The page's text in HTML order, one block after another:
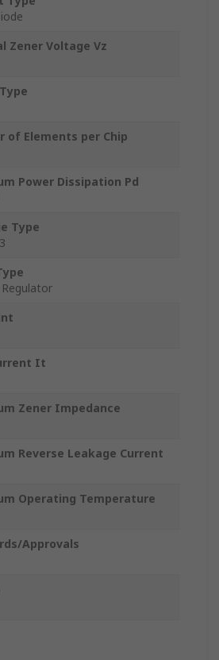
Zener Voltage Vz
of Elements per Chip
Power Dissipation Pd
Type
It
Zener Impedance
Reverse Leakage Current
Operating Temperature
Approvals